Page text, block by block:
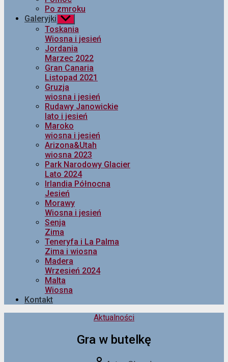
Po zmroku
Galeryjki Pokaż
podmenu
Toskania
Wiosna i jesień
Jordania
Marzec 2022
Gran Canaria
Listopad 2021
Gruzja
wiosna i jesień
Rudawy Janowickie
lato i jesień
Maroko
wiosna i jesień
Arizona&Utah
wiosna 2023
Park Narodowy Glacier
Lato 2024
Irlandia Północna
Jesień
Morawy
Wiosna i jesień
Senja
Zima
Teneryfa i La Palma
Zima i wiosna
Madera
Wrzesień 2024
Malta
Wiosna
Kontakt
Kategorie
Aktualności
Gra w butelkę